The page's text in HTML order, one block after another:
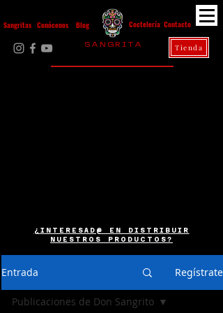
Sangritas Conócenos Contacto
Blog Coctelería
Tienda
S A N G R I T A
¿INTERESAD@ EN DISTRIBUIR
NUESTROS PRODUCTOS?
Entrada Regístrate
Publicaciones de Don Sangrito